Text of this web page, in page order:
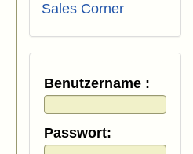
Sales Corner
Benutzername :
Passwort: